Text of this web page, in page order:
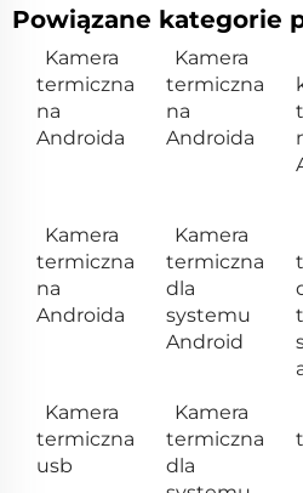
Powiązane kategorie
Kamera
termiczna
na
Androida
Kamera
termiczna
na
Androida
Kamera
termiczna
na
Androida
Kamera
termiczna
dla
systemu
Android
Kamera
termiczna
usb
Kamera
termiczna
dla